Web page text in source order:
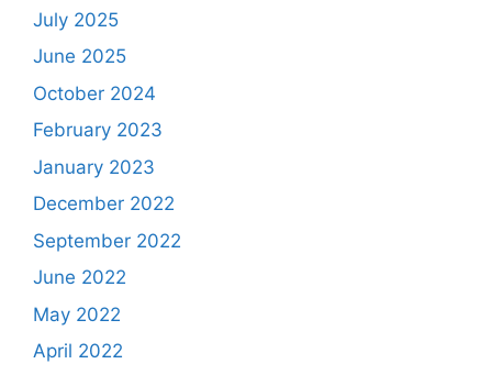
July 2025
June 2025
October 2024
February 2023
January 2023
December 2022
September 2022
June 2022
May 2022
April 2022